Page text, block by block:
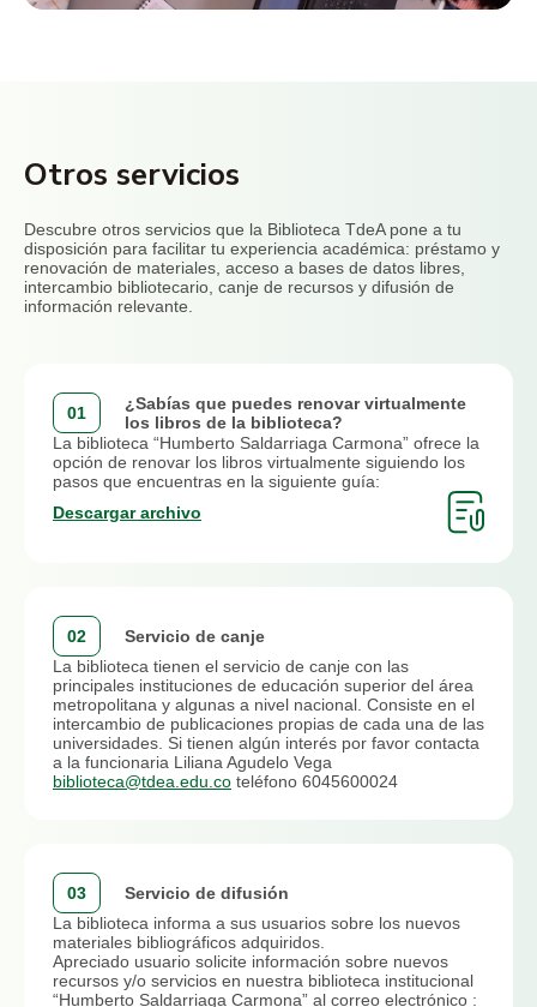
de la biblioteca
Ver aquí
Buzón de devolución de Libros
El TdeA brinda este servicio para facilitar que los usuarios
entreguen el material bibliográfico en horarios no hábiles de la
biblioteca.
Debe tener en cuenta: si la devolución la hace en las horas de
Utilizar el servicio exclusivamente para el servicio asignado
(devolver los libros en horarios de cierre).
La fecha de devolución del material bibliográfico debe estar
vigente.
Asegurarse de que el libro se deslice correctamente y caiga
La biblioteca no se hará responsable por los libros que no
estén físicamente en el buzón; bajo su responsabilidad
deposite el material bibliográfico.
Este servicio no será pretexto o excusa para evadir su
responsabilidad en la no devolución o pérdida de material
bibliográfico. Las multas y sanciones se aplicarán en los
casos respectivos.
Cualquier inquietud o sugerencia, escribir a:
Capacitación permanente en bases de
datos
capacitación y espere la confirmación directamente al correo
electrónico
biblio.capacitacion@tdea.edu.co
También se ofrece familiarización y orientación general sobre la
Biblioteca. Apreciado docente por favor solicite su orientación
para usted y sus estudiantes en el
correobvelez@tdea.edu.co
, personalmente en la biblioteca o al
teléfono 6045600025.
Otros servicios
Descubre otros servicios que la Biblioteca TdeA pone a tu
disposición para facilitar tu experiencia académica: préstamo y
renovación de materiales, acceso a bases de datos libres,
intercambio bibliotecario, canje de recursos y difusión de
información relevante.
01
¿Sabías que puedes renovar virtualmente
los libros de la biblioteca?
La biblioteca “Humberto Saldarriaga Carmona” ofrece la
opción de renovar los libros virtualmente siguiendo los
pasos que encuentras en la siguiente guía:
Descargar archivo
02
Servicio de canje
La biblioteca tienen el servicio de canje con las
principales instituciones de educación superior del área
metropolitana y algunas a nivel nacional. Consiste en el
intercambio de publicaciones propias de cada una de las
universidades. Si tienen algún interés por favor contacta
a la funcionaria Liliana Agudelo Vega
biblioteca@tdea.edu.co teléfono 6045600024
03
Servicio de difusión
La biblioteca informa a sus usuarios sobre los nuevos
materiales bibliográficos adquiridos.
Apreciado usuario solicite información sobre nuevos
recursos y/o servicios en nuestra biblioteca institucional
“Humberto Saldarriaga Carmona” al correo electrónico :